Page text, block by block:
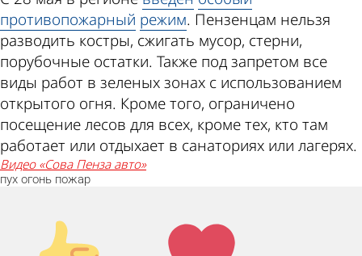
противопожарный режим. Пензенцам нельзя
разводить костры, сжигать мусор, стерни,
порубочные остатки. Также под запретом все
виды работ в зеленых зонах с использованием
открытого огня. Кроме того, ограничено
посещение лесов для всех, кроме тех, кто там
работает или отдыхает в санаториях или лагерях.
видео «Сова Пенза авто»
пух огонь пожар
Палец
Лайк!